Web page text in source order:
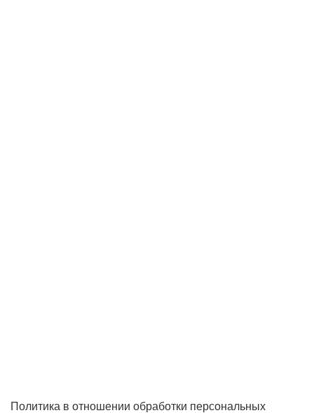
Политика в отношении обработки персональных